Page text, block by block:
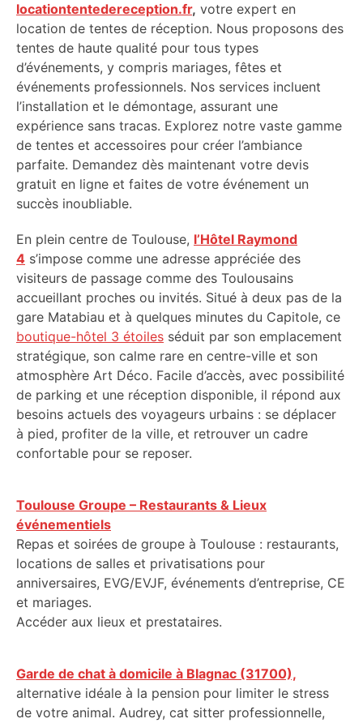
locationtentedereception.fr, votre expert en
location de tentes de réception. Nous proposons des
tentes de haute qualité pour tous types
d’événements, y compris mariages, fêtes et
événements professionnels. Nos services incluent
l’installation et le démontage, assurant une
expérience sans tracas. Explorez notre vaste gamme
de tentes et accessoires pour créer l’ambiance
parfaite. Demandez dès maintenant votre devis
gratuit en ligne et faites de votre événement un
succès inoubliable.
En plein centre de Toulouse, l’Hôtel Raymond
4 s’impose comme une adresse appréciée des
visiteurs de passage comme des Toulousains
accueillant proches ou invités. Situé à deux pas de la
gare Matabiau et à quelques minutes du Capitole, ce
boutique-hôtel 3 étoiles séduit par son emplacement
stratégique, son calme rare en centre-ville et son
atmosphère Art Déco. Facile d’accès, avec possibilité
de parking et une réception disponible, il répond aux
besoins actuels des voyageurs urbains : se déplacer
à pied, profiter de la ville, et retrouver un cadre
confortable pour se reposer.
Toulouse Groupe – Restaurants & Lieux
événementiels
Repas et soirées de groupe à Toulouse : restaurants,
locations de salles et privatisations pour
anniversaires, EVG/EVJF, événements d’entreprise, CE
et mariages.
Accéder aux lieux et prestataires.
Garde de chat à domicile à Blagnac (31700),
alternative idéale à la pension pour limiter le stress
de votre animal. Audrey, cat sitter professionnelle,